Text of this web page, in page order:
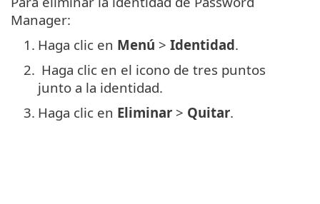
Manager:
1. Haga clic en Menú > Identidad.
2. Haga clic en el icono de tres puntos
junto a la identidad.
3. Haga clic en Eliminar > Quitar.